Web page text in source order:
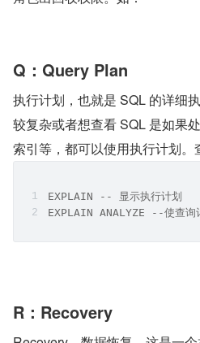
Q：Query Plan
执行计划，也就是 SQL 的详细
较复杂或者想查看 SQL 是如果
索引等，都可以使用执行计划。
EXPLAIN -- 显示执行计划
EXPLAIN ANALYZE --使查询
R：Recovery